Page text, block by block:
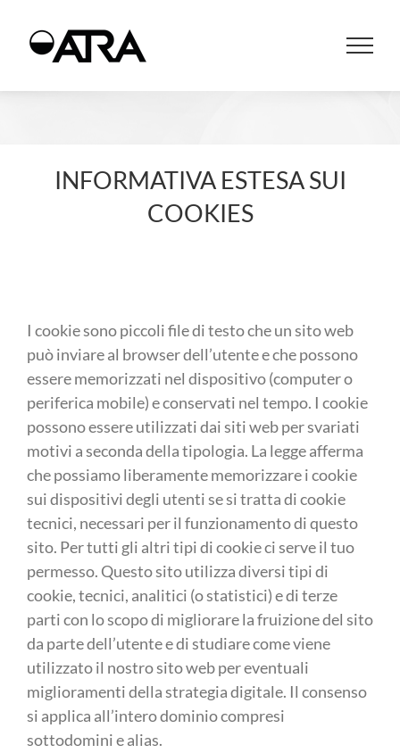
INFORMATIVA ESTESA SUI
COOKIES
I cookie sono piccoli file di testo che un sito web
può inviare al browser dell’utente e che possono
essere memorizzati nel dispositivo (computer o
periferica mobile) e conservati nel tempo. I cookie
possono essere utilizzati dai siti web per svariati
motivi a seconda della tipologia. La legge afferma
che possiamo liberamente memorizzare i cookie
sui dispositivi degli utenti se si tratta di cookie
tecnici, necessari per il funzionamento di questo
sito. Per tutti gli altri tipi di cookie ci serve il tuo
permesso. Questo sito utilizza diversi tipi di
cookie, tecnici, analitici (o statistici) e di terze
parti con lo scopo di migliorare la fruizione del sito
da parte dell’utente e di studiare come viene
utilizzato il nostro sito web per eventuali
miglioramenti della strategia digitale. Il consenso
si applica all’intero dominio compresi
sottodomini e alias.